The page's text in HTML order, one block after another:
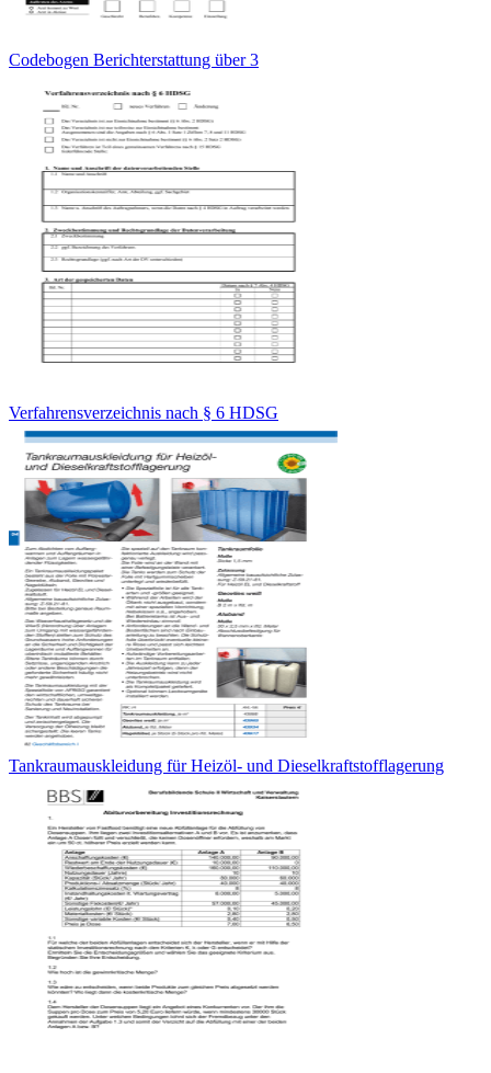
Codebogen Berichterstattung über 3
Verfahrensverzeichnis nach § 6 HDSG
Tankraumauskleidung für Heizöl- und Dieselkraftstofflagerung